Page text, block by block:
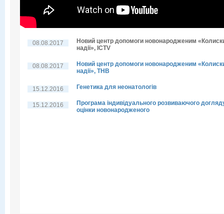
08.08.2017
Новий центр допомоги новонародженим
надії», ICTV
08.08.2017
Новий центр допомоги новонародженим
надії», THB
15.12.2016 Генетика для неонатологів
15.12.2016
Програма індивідуального розвиваючого
оцінки новонародженого